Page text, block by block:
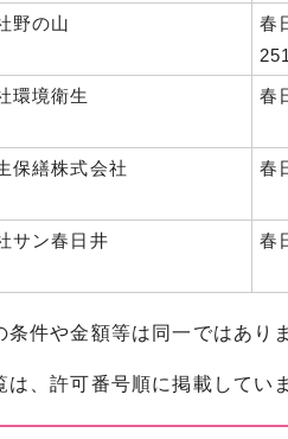
野の山
春
環境衛生 春
保繕株式会社 春
サン春日井 春
件や金額等は同一ではあり
、許可番号順に掲載してい